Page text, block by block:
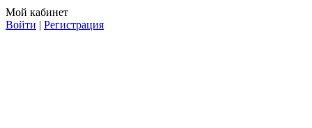
Мой кабинет
Войти | Регистрация